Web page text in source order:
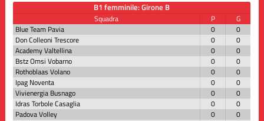
B1 femminile: Girone B
Squadra P
G
Blue Team Pavia
0
0
Don Colleoni Trescore
0
0
Academy Valtellina
0
0
Bstz Omsi Vobarno
0
0
Rothoblaas Volano
0
0
Ipag Noventa
0
0
Vivienergia Busnago
0
0
Idras Torbole Casaglia
0
0
Padova Volley
0
0